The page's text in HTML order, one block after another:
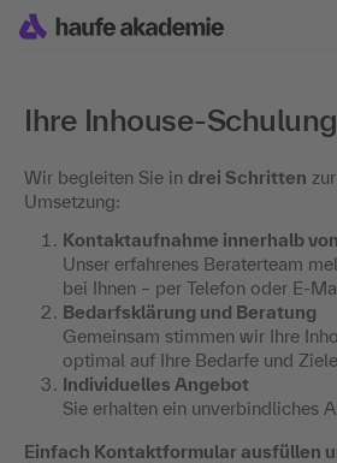
Ihre Inhouse-
Wir begleiten Sie in drei Schritten
Umsetzung:
Kontaktaufnahme innerhalb
Unser erfahrenes Beraterteam
bei Ihnen – per Telefon oder E-
Bedarfsklärung und Beratung
Gemeinsam stimmen wir Ihre
optimal auf Ihre Bedarfe und
Individuelles Angebot
Sie erhalten ein unverbindliches
Einfach Kontaktformular ausfüllen